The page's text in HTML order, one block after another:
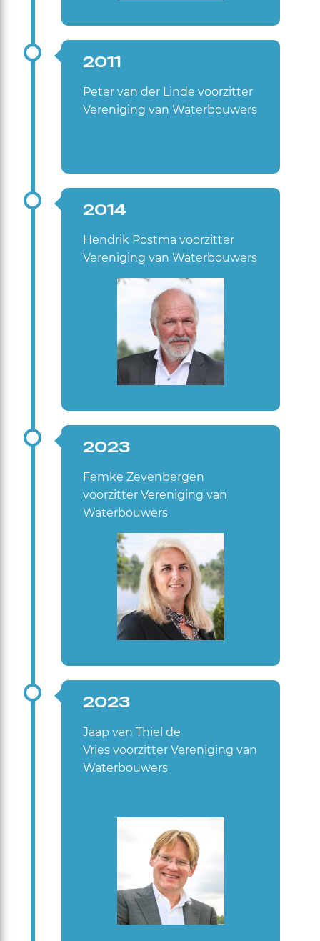
2011
Peter van der Linde voorzitter
Vereniging van Waterbouwers
2014
Hendrik Postma voorzitter
Vereniging van Waterbouwers
2023
Femke Zevenbergen
voorzitter Vereniging van
Waterbouwers
2023
Jaap van Thiel de
Vries voorzitter Vereniging van
Waterbouwers